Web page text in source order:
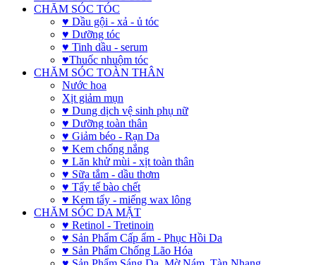
CHĂM SÓC TÓC
♥ Dầu gội - xả - ủ tóc
♥ Dưỡng tóc
♥ Tinh dầu - serum
♥Thuốc nhuộm tóc
CHĂM SÓC TOÀN THÂN
Nước hoa
Xịt giảm mụn
♥ Dung dịch vệ sinh phụ nữ
♥ Dưỡng toàn thân
♥ Giảm béo - Rạn Da
♥ Kem chống nắng
♥ Lăn khử mùi - xịt toàn thân
♥ Sữa tắm - dầu thơm
♥ Tẩy tế bào chết
♥ Kem tẩy - miếng wax lông
CHĂM SÓC DA MẶT
♥ Retinol - Tretinoin
♥ Sản Phẩm Cấp ẩm - Phục Hồi Da
♥ Sản Phẩm Chống Lão Hóa